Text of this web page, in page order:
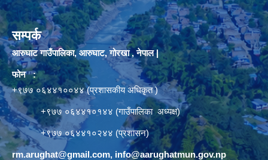
सम्पर्क
आरुघाट गाउँपालिका, आरुघाट, गोरखा , नेपाल |
फोन :
+९७७ ०६४४१००४४ (प्रशासकीय अधिकृत )
+९७७ ०६४४१०१४४ (गाउँपालिका अध्यक्ष)
+९७७ ०६४४१०२४४ (प्रशासन)
rm.arughat@gmail.com, info@aarughatmun.gov.np